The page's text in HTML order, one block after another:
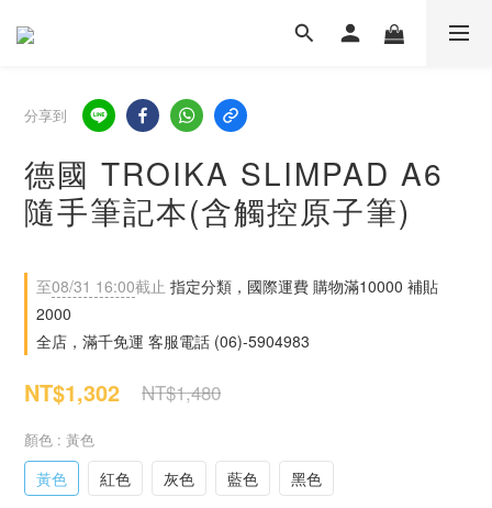
分享到
德國 TROIKA SLIMPAD A6
隨手筆記本(含觸控原子筆)
至08/31 16:00截止 指定分類，國際運費 購物滿10000 補貼
2000
全店，滿千免運 客服電話 (06)-5904983
NT$1,302 NT$1,480
顏色 : 黃色
黃色 紅色 灰色 藍色 黑色